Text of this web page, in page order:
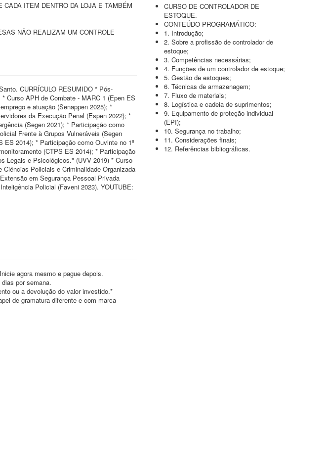
ITEM DENTRO DA LOJA E TAMBÉM
NÃO REALIZAM UM CONTROLE
CURRÍCULO RESUMIDO * Pós-
Curso APH de Combate - MARC 1 (Epen ES
e atuação (Senappen 2025); *
da Execução Penal (Espen 2022); *
(Segen 2021); * Participação como
Frente à Grupos Vulneráveis (Segen
ES 2014); * Participação como Ouvinte no 1º
(CTPS ES 2014); * Participação
Legais e Psicológicos." (UVV 2019) * Curso
Policiais e Criminalidade Organizada
em Segurança Pessoal Privada
Policial (Faveni 2023). YOUTUBE:
agora mesmo e pague depois.
por semana.
ou a devolução do valor investido.*
de gramatura diferente e com marca
CURSO DE CONTROLADOR DE
ESTOQUE.
CONTEÚDO PROGRAMÁTICO:
1. Introdução;
2. Sobre a profissão de controlador de
estoque;
3. Competências necessárias;
4. Funções de um controlador de estoque;
5. Gestão de estoques;
6. Técnicas de armazenagem;
7. Fluxo de materiais;
8. Logística e cadeia de suprimentos;
9. Equipamento de proteção individual
(EPI);
10. Segurança no trabalho;
11. Considerações finais;
12. Referências bibliográficas.